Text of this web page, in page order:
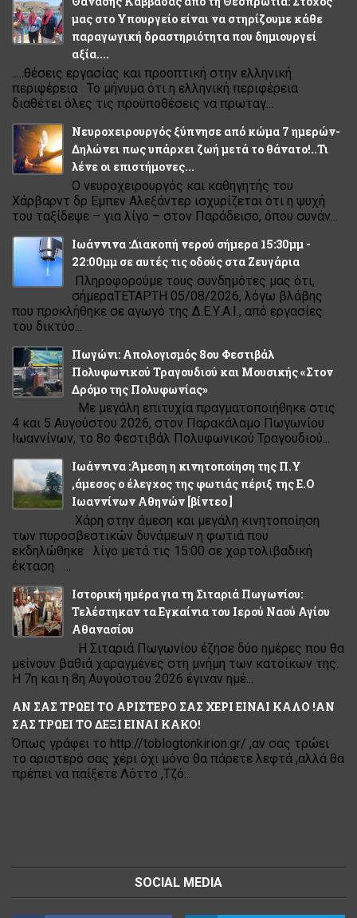
μας στο Υπουργείο είναι να στηρίζουμε κάθε
παραγωγική δραστηριότητα που δημιουργεί
αξία....
.....θέσεις εργασίας και προοπτική στην ελληνική
περιφέρεια Το μήνυμα ότι η ελληνική περιφέρεια
διαθέτει όλες τις προϋποθέσεις να πρωταγ...
Νευροχειρουργός ξύπνησε από κώμα 7 ημερών-
Δηλώνει πως υπάρχει ζωή μετά το θάνατο!..Τι
λένε οι επιστήμονες...
Ο νευροχειρουργός και καθηγητής του
Χάρβαρντ δρ Εμπεν Αλεξάντερ ισχυρίζεται ότι η ψυχή
του ταξίδεψε – για λίγο – στον Παράδεισο, όπου συνάν...
Ιωάννινα :Διακοπή νερού σήμερα 15:30μμ -
22:00μμ σε αυτές τις οδούς στα Ζευγάρια
Πληροφορούμε τους συνδημότες μας ότι,
σήμεραΤΕΤΑΡΤΗ 05/08/2026, λόγω βλάβης
που προκλήθηκε σε αγωγό της Δ.Ε.Υ.Α.Ι., από εργασίες
του δικτύο...
Πωγώνι: Απολογισμός 8ου Φεστιβάλ
Πολυφωνικού Τραγουδιού και Μουσικής «Στον
Δρόμο της Πολυφωνίας»
Με μεγάλη επιτυχία πραγματοποιήθηκε στις
4 και 5 Αυγούστου 2026, στον Παρακάλαμο Πωγωνίου
Ιωαννίνων, το 8ο Φεστιβάλ Πολυφωνικού Τραγουδιού...
Ιωάννινα :Άμεση η κινητοποίηση της Π.Υ
,άμεσος ο έλεγχος της φωτιάς πέριξ της Ε.Ο
Ιωαννίνων Αθηνών [βίντεο ]
Χάρη στην άμεση και μεγάλη κινητοποίηση
των πυροσβεστικών δυνάμεων η φωτιά που
εκδηλώθηκε λίγο μετά τις 15:00 σε χορτολιβαδική
έκταση ...
Ιστορική ημέρα για τη Σιταριά Πωγωνίου:
Τελέστηκαν τα Εγκαίνια του Ιερού Ναού Αγίου
Αθανασίου
Η Σιταριά Πωγωνίου έζησε δύο ημέρες που θα
μείνουν βαθιά χαραγμένες στη μνήμη των κατοίκων της.
Η 7η και η 8η Αυγούστου 2026 έγιναν ημέ...
ΑΝ ΣΑΣ ΤΡΩΕΙ ΤΟ ΑΡΙΣΤΕΡΟ ΣΑΣ ΧΕΡΙ ΕΙΝΑΙ ΚΑΛΟ !ΑΝ
ΣΑΣ ΤΡΩΕΙ ΤΟ ΔΕΞΙ ΕΙΝΑΙ ΚΑΚΟ!
Όπως γράφει το http://toblogtonkirion.gr/ ,αν σας τρώει
το αριστερό σας χέρι όχι μόνο θα πάρετε λεφτά ,αλλά θα
πρέπει να παίξετε Λόττο ,Τζό...
SOCIAL MEDIA